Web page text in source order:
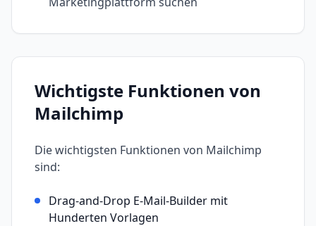
Wichtigste Funktionen von
Mailchimp
Die wichtigsten Funktionen von Mailchimp
sind:
Drag-and-Drop E-Mail-Builder mit
Hunderten Vorlagen